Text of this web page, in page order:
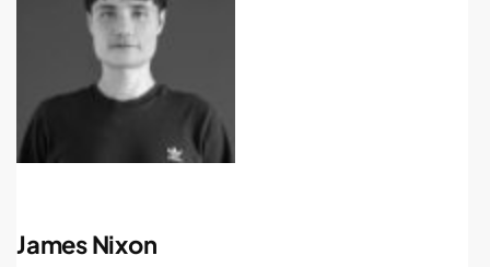
James Nixon